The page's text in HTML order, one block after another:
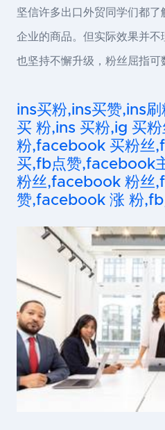
坚信许多出口外贸同学们都
企业的商品。但实际效果并
也坚持不懈升级，粉丝屈指
ins买粉,ins买赞,ins
买 粉,ins 买粉,ig 买
粉,facebook 买粉丝
买,fb点赞,facebook
粉丝,facebook 粉丝
赞,facebook 涨 粉,fb